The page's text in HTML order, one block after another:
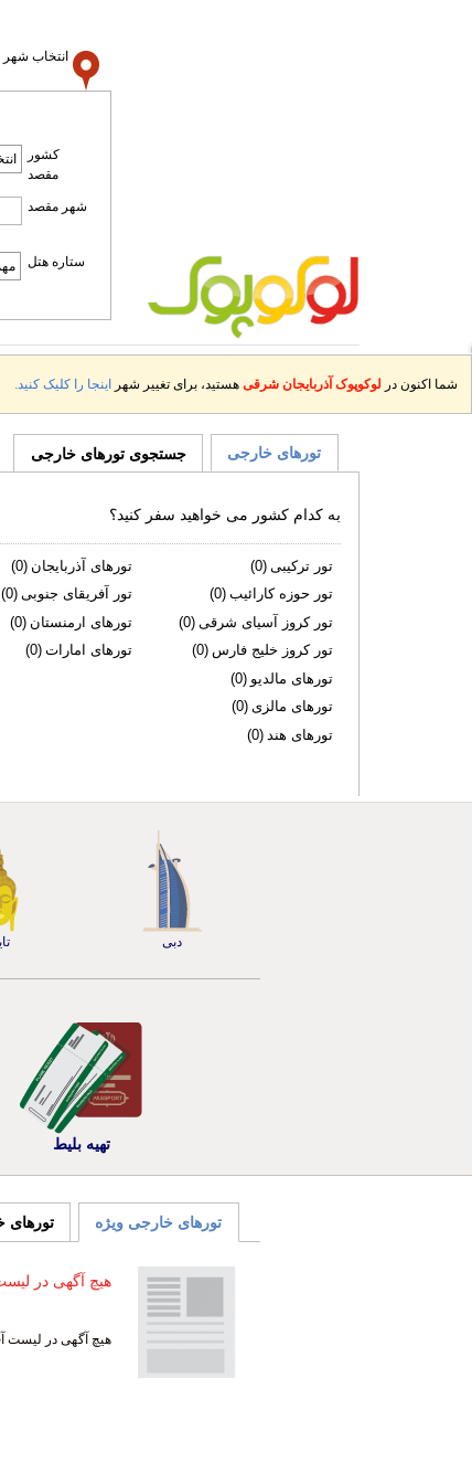
انتخاب شهر
کشور
مقصد
شهر مقصد
ستاره هتل
شما اکنون در لوکوپوک آذربایجان شرقی هستید، برای تغییر شهر اینجا را کلیک کنید.
تورهای خارجی جستجوی تورهای خارجی
به کدام کشور می خواهید سفر کنید؟
تور ترکیبی (0)
تور حوزه کارائیب (0)
تور کروز آسیای شرقی (0)
تور کروز خلیج فارس (0)
تورهای آذربایجان (0)
تور آفریقای جنوبی (0)
تورهای ارمنستان (0)
تورهای امارات (0)
تورهای مالدیو (0)
تورهای مالزی (0)
تورهای هند (0)
دبی
تهیه بلیط
تورهای خارجی ویژه
هیچ آگهی در
هیچ آگهی در لیست